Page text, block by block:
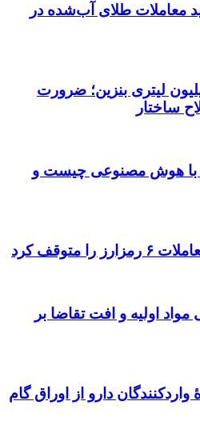
معاملات طلای آب‌شده در
ناترازی ۱۰ میلیون لیتری بنزین؛ ضرورت
ساختار
با هوش مصنوعی چیست و
متوقف کرد
اولیه و افت تقاضا بر
واردکنندگان دارو از اوراق گام